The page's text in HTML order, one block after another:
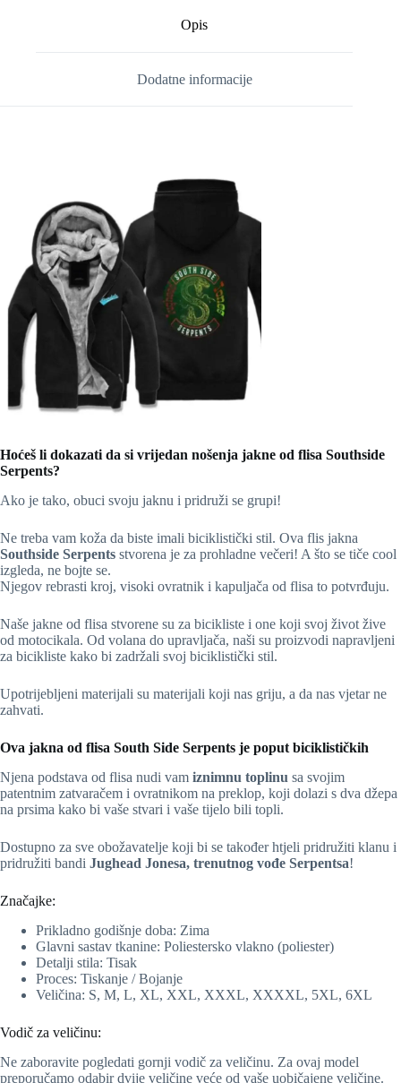
Opis
Dodatne informacije
Hoćeš li dokazati da si vrijedan nošenja jakne od flisa Southside
Serpents?
Ako je tako, obuci svoju jaknu i pridruži se grupi!
Ne treba vam koža da biste imali biciklistički stil. Ova flis jakna
Southside Serpents stvorena je za prohladne večeri! A što se tiče cool
izgleda, ne bojte se.
Njegov rebrasti kroj, visoki ovratnik i kapuljača od flisa to potvrđuju.
Naše jakne od flisa stvorene su za bicikliste i one koji svoj život žive
od motocikala. Od volana do upravljača, naši su proizvodi napravljeni
za bicikliste kako bi zadržali svoj biciklistički stil.
Upotrijebljeni materijali su materijali koji nas griju, a da nas vjetar ne
zahvati.
Ova jakna od flisa South Side Serpents je poput biciklističkih
Njena podstava od flisa nudi vam iznimnu toplinu sa svojim
patentnim zatvaračem i ovratnikom na preklop, koji dolazi s dva džepa
na prsima kako bi vaše stvari i vaše tijelo bili topli.
Dostupno za sve obožavatelje koji bi se također htjeli pridružiti klanu i
pridružiti bandi Jughead Jonesa, trenutnog vođe Serpentsa!
Značajke:
Prikladno godišnje doba: Zima
Glavni sastav tkanine: Poliestersko vlakno (poliester)
Detalji stila: Tisak
Proces: Tiskanje / Bojanje
Veličina: S, M, L, XL, XXL, XXXL, XXXXL, 5XL, 6XL
Vodič za veličinu:
Ne zaboravite pogledati gornji vodič za veličinu. Za ovaj model
preporučamo odabir dvije veličine veće od vaše uobičajene veličine.